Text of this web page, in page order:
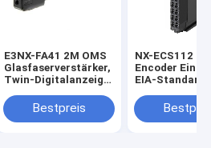
E3NX-FA41 2M OMS
Glasfaserverstärker,
Twin-Digitalanzeige,
Einzelausgang, 2 m
Kabel auf Lager
Bestpreis
NX-ECS112 1
Encoder
EIA-Standard
Datenlänge
Bit,